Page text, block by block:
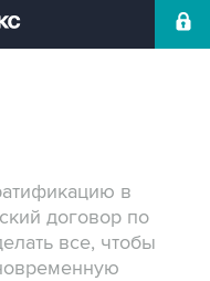
в
договор по
все, чтобы